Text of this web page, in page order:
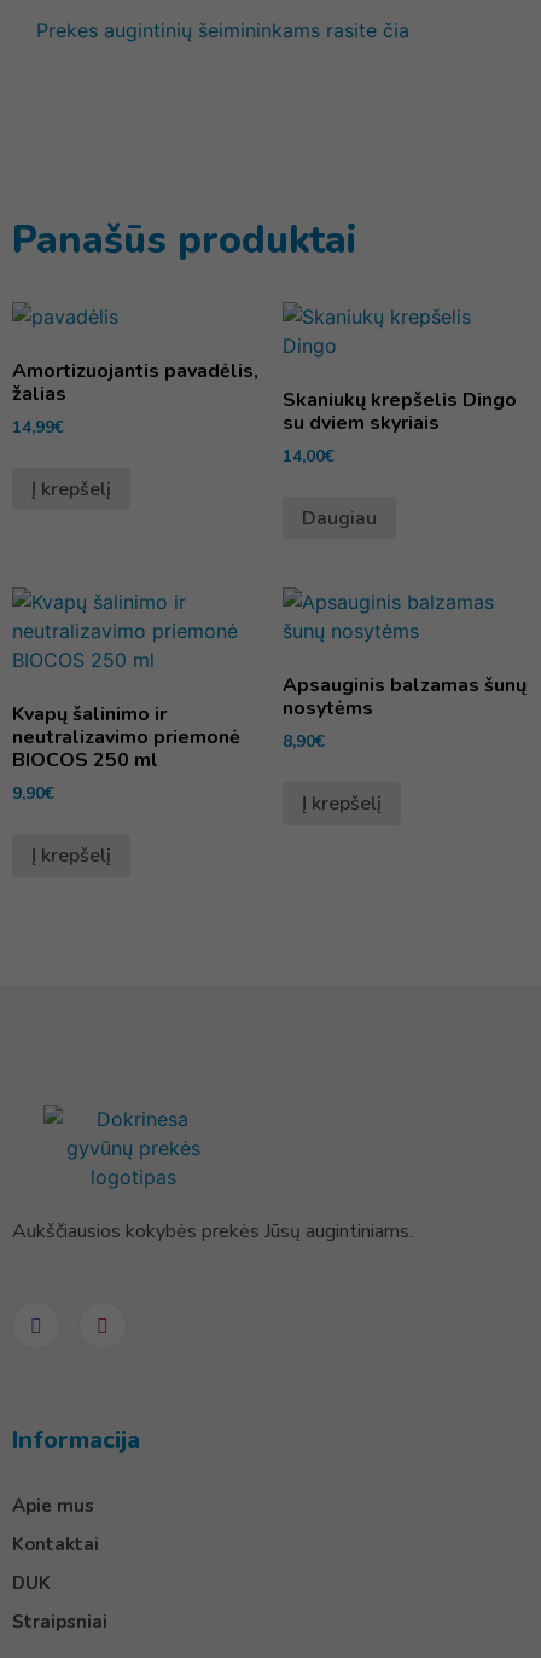
Prekes augintinių šeimininkams rasite čia
Panašūs produktai
Amortizuojantis pavadėlis,
žalias
14,99€
Į krepšelį
Skaniukų krepšelis Dingo
su dviem skyriais
14,00€
Daugiau
Kvapų šalinimo ir
neutralizavimo priemonė
BIOCOS 250 ml
9,90€
Į krepšelį
Apsauginis balzamas šunų
nosytėms
8,90€
Į krepšelį
Aukščiausios kokybės prekės Jūsų augintiniams.
Informacija
Apie mus
Kontaktai
DUK
Straipsniai